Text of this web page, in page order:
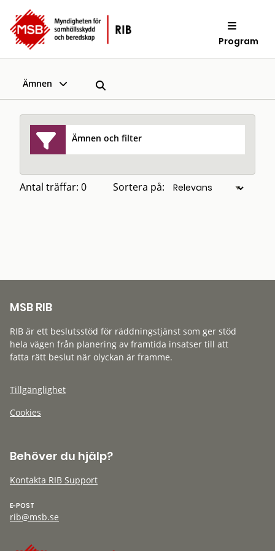
Program
Ämnen
Ämnen och filter
Antal träffar: 0 Sortera på:
MSB RIB
RIB är ett beslutsstöd för räddningstjänst som ger stöd
hela vägen från planering av framtida insatser till att
fatta rätt beslut när olyckan är framme.
Tillgänglighet
Cookies
Behöver du hjälp?
Kontakta RIB Support
E-POST
rib@msb.se